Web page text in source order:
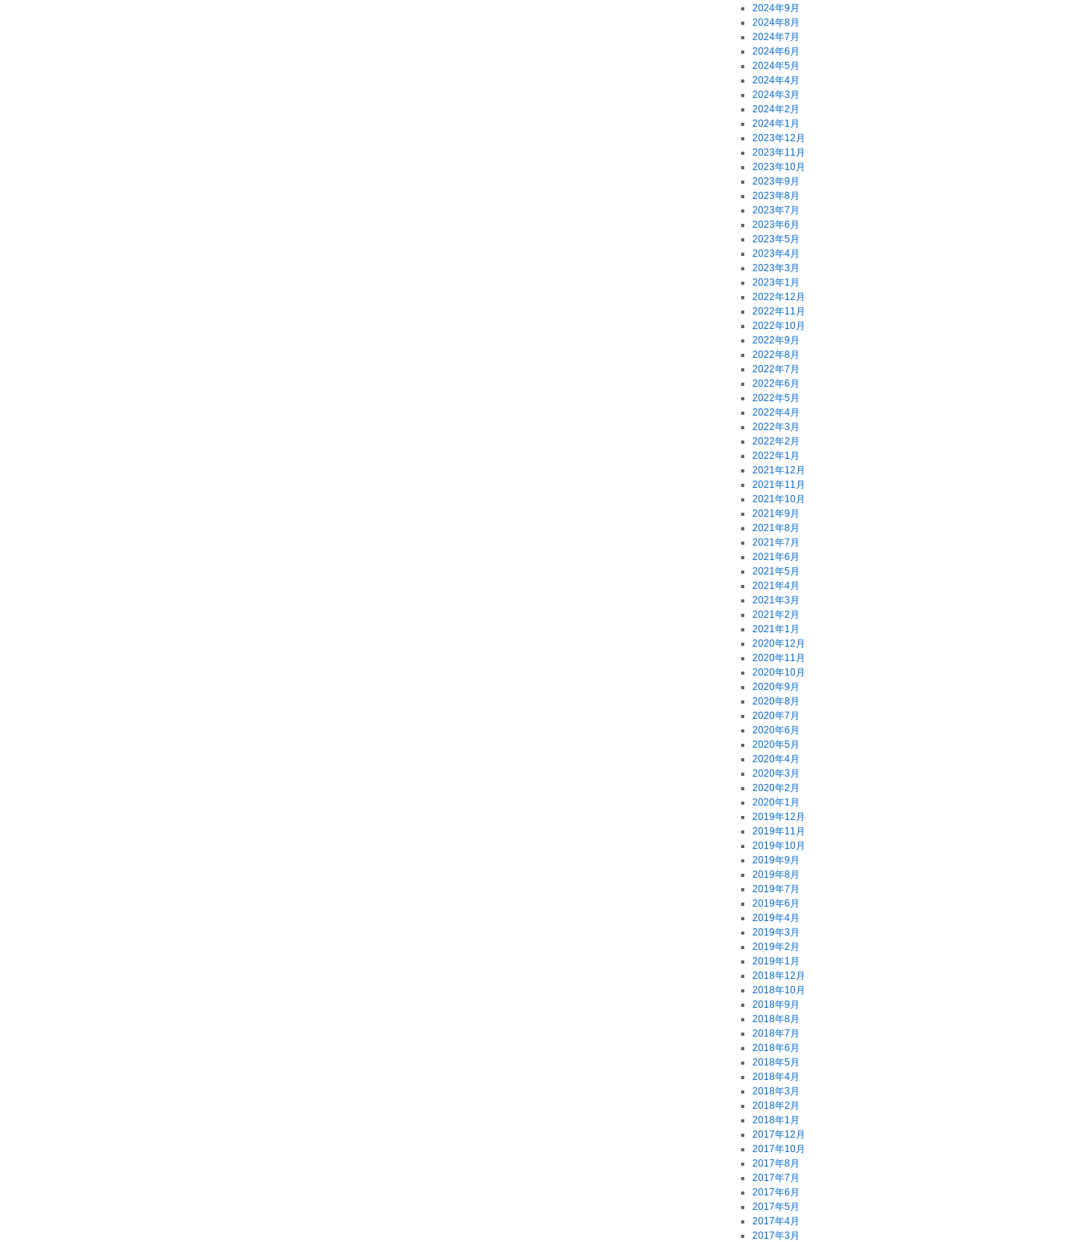
2024年9月
2024年8月
2024年7月
2024年6月
2024年5月
2024年4月
2024年3月
2024年2月
2024年1月
2023年12月
2023年11月
2023年10月
2023年9月
2023年8月
2023年7月
2023年6月
2023年5月
2023年4月
2023年3月
2023年1月
2022年12月
2022年11月
2022年10月
2022年9月
2022年8月
2022年7月
2022年6月
2022年5月
2022年4月
2022年3月
2022年2月
2022年1月
2021年12月
2021年11月
2021年10月
2021年9月
2021年8月
2021年7月
2021年6月
2021年5月
2021年4月
2021年3月
2021年2月
2021年1月
2020年12月
2020年11月
2020年10月
2020年9月
2020年8月
2020年7月
2020年6月
2020年5月
2020年4月
2020年3月
2020年2月
2020年1月
2019年12月
2019年11月
2019年10月
2019年9月
2019年8月
2019年7月
2019年6月
2019年4月
2019年3月
2019年2月
2019年1月
2018年12月
2018年10月
2018年9月
2018年8月
2018年7月
2018年6月
2018年5月
2018年4月
2018年3月
2018年2月
2018年1月
2017年12月
2017年10月
2017年8月
2017年7月
2017年6月
2017年5月
2017年4月
2017年3月